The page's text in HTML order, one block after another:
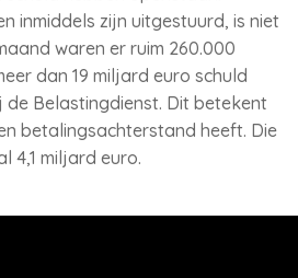
inmiddels zijn uitgestuurd, is niet
waren er ruim 260.000
dan 19 miljard euro schuld
Belastingdienst. Dit betekent
betalingsachterstand heeft. Die
4,1 miljard euro.